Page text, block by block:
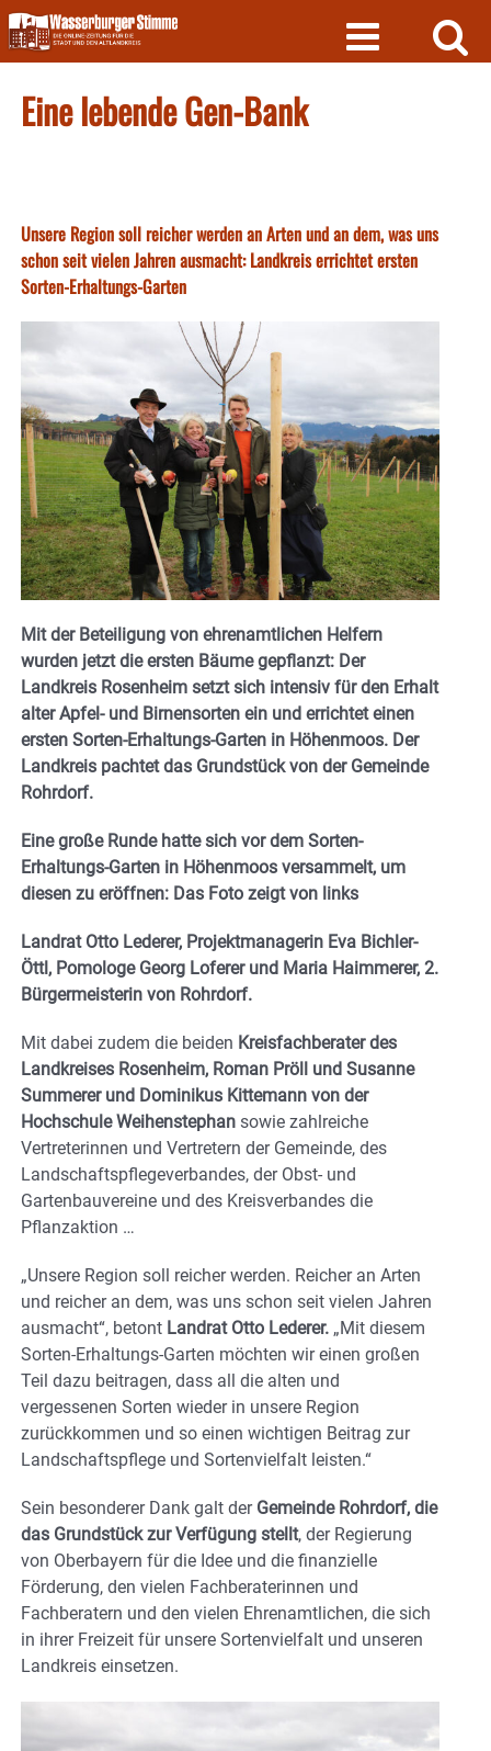
Skip
to
content
Eine lebende Gen-Bank
Unsere Region soll reicher werden an Arten und an dem, was uns
schon seit vielen Jahren ausmacht: Landkreis errichtet ersten
Sorten-Erhaltungs-Garten
Mit der Beteiligung von ehrenamtlichen Helfern
wurden jetzt die ersten Bäume gepflanzt: Der
Landkreis Rosenheim setzt sich intensiv für den Erhalt
alter Apfel- und Birnensorten ein und errichtet einen
ersten Sorten-Erhaltungs-Garten in Höhenmoos. Der
Landkreis pachtet das Grundstück von der Gemeinde
Rohrdorf.
Eine große Runde hatte sich vor dem Sorten-
Erhaltungs-Garten in Höhenmoos versammelt, um
diesen zu eröffnen: Das Foto zeigt von links
Landrat Otto Lederer, Projektmanagerin Eva Bichler-
Öttl, Pomologe Georg Loferer und Maria Haimmerer, 2.
Bürgermeisterin von Rohrdorf.
Mit dabei zudem die beiden Kreisfachberater des
Landkreises Rosenheim, Roman Pröll und Susanne
Summerer und Dominikus Kittemann von der
Hochschule Weihenstephan sowie zahlreiche
Vertreterinnen und Vertretern der Gemeinde, des
Landschaftspflegeverbandes, der Obst- und
Gartenbauvereine und des Kreisverbandes die
Pflanzaktion …
„Unsere Region soll reicher werden. Reicher an Arten
und reicher an dem, was uns schon seit vielen Jahren
ausmacht“, betont Landrat Otto Lederer. „Mit diesem
Sorten-Erhaltungs-Garten möchten wir einen großen
Teil dazu beitragen, dass all die alten und
vergessenen Sorten wieder in unsere Region
zurückkommen und so einen wichtigen Beitrag zur
Landschaftspflege und Sortenvielfalt leisten.“
Sein besonderer Dank galt der Gemeinde Rohrdorf, die
das Grundstück zur Verfügung stellt, der Regierung
von Oberbayern für die Idee und die finanzielle
Förderung, den vielen Fachberaterinnen und
Fachberatern und den vielen Ehrenamtlichen, die sich
in ihrer Freizeit für unsere Sortenvielfalt und unseren
Landkreis einsetzen.